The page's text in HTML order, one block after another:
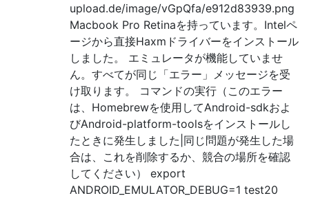
upload.de/image/vGpQfa/e912d83939.png
Macbook Pro Retinaを持っています。Intelペ
ージから直接Haxmドライバーをインストール
しました。 エミュレータが機能していませ
ん。すべてが同じ「エラー」メッセージを受
け取ります。 コマンドの実行（このエラー
は、Homebrewを使用してAndroid-sdkおよ
びAndroid-platform-toolsをインストールし
たときに発生しました|同じ問題が発生した場
合は、これを削除するか、競合の場所を確認
してください） export
ANDROID_EMULATOR_DEBUG=1 test20